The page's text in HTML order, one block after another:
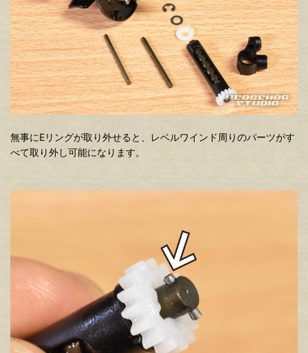
無事にEリングが取り外せると、レベルワインド周りのパーツがす
べて取り外し可能になります。